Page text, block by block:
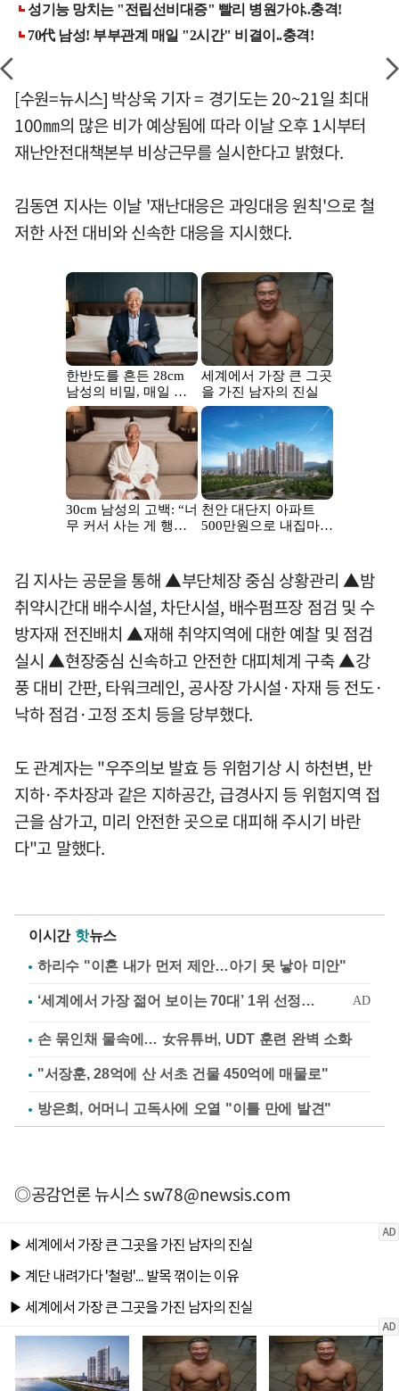
[수원=뉴시스] 박상욱 기자 = 경기도는 20~21일 최대
100㎜의 많은 비가 예상됨에 따라 이날 오후 1시부터
재난안전대책본부 비상근무를 실시한다고 밝혔다.
김동연 지사는 이날 '재난대응은 과잉대응 원칙'으로 철
저한 사전 대비와 신속한 대응을 지시했다.
김 지사는 공문을 통해 ▲부단체장 중심 상황관리 ▲밤
취약시간대 배수시설, 차단시설, 배수펌프장 점검 및 수
방자재 전진배치 ▲재해 취약지역에 대한 예찰 및 점검
실시 ▲현장중심 신속하고 안전한 대피체계 구축 ▲강
풍 대비 간판, 타워크레인, 공사장 가시설·자재 등 전도·
낙하 점검·고정 조치 등을 당부했다.
도 관계자는 "우주의보 발효 등 위험기상 시 하천변, 반
지하·주차장과 같은 지하공간, 급경사지 등 위험지역 접
근을 삼가고, 미리 안전한 곳으로 대피해 주시기 바란
다"고 말했다.
이시간 핫뉴스
하리수 "이혼 내가 먼저 제안…아기 못 낳아 미안"
손 묶인채 물속에… 女유튜버, UDT 훈련 완벽 소화
"서장훈, 28억에 산 서초 건물 450억에 매물로"
방은희, 어머니 고독사에 오열 "이틀 만에 발견"
◎공감언론 뉴시스sw78@newsis.com